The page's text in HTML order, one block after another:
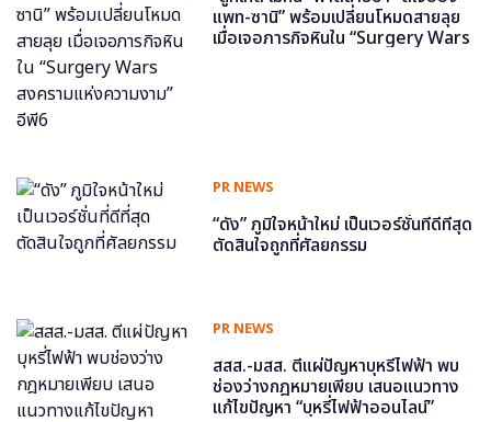
แพท-ซานิ” พร้อมเปลี่ยนโหมดสายลุย
เมื่อเจอภารกิจหินใน “Surgery Wars
PR NEWS
“ดัง” ภูมิใจหน้าใหม่ เป็นเวอร์ชั่นที่ดีที่สุด
ตัดสินใจถูกที่ศัลยกรรม
PR NEWS
สสส.-มสส. ตีแผ่ปัญหาบุหรี่ไฟฟ้า พบ
ช่องว่างกฎหมายเพียบ เสนอแนวทาง
แก้ไขปัญหา “บุหรี่ไฟฟ้าออนไลน์”